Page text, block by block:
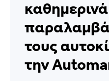
καθημερινά
τους
την